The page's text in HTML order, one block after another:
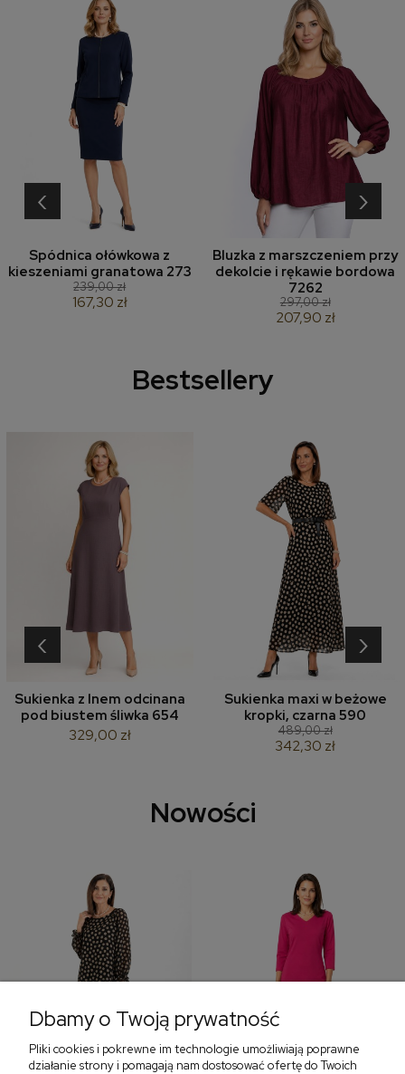
Spódnica ołówkowa z
kieszeniami granatowa 273
239,00 zł
167,30 zł
Bluzka z marszczeniem przy
dekolcie i rękawie bordowa
7262
297,00 zł
207,90 zł
‹ ›
Bestsellery
Sukienka z lnem odcinana
pod biustem śliwka 654
329,00 zł
Sukienka maxi w beżowe
kropki, czarna 590
489,00 zł
342,30 zł
‹ ›
Nowości
Dbamy o Twoją prywatność
Pliki cookies i pokrewne im technologie umożliwiają poprawne
działanie strony i pomagają nam dostosować ofertę do Twoich